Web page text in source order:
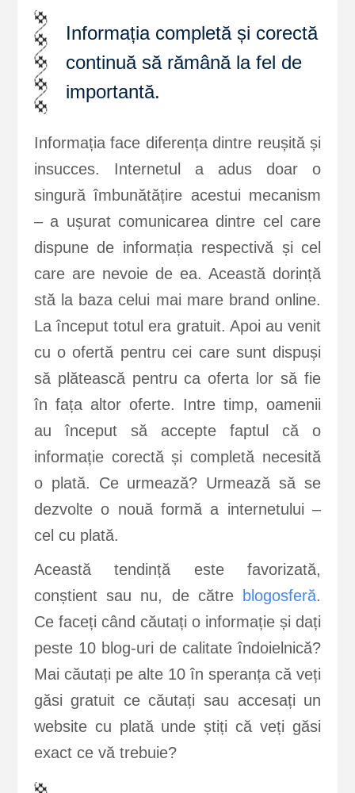
Informația completă și corectă
continuă să rămână la fel de
importantă.
Informația face diferența dintre reușită și
insucces. Internetul a adus doar o
singură îmbunătățire acestui mecanism
– a ușurat comunicarea dintre cel care
dispune de informația respectivă și cel
care are nevoie de ea. Această dorință
stă la baza celui mai mare brand online.
La început totul era gratuit. Apoi au venit
cu o ofertă pentru cei care sunt dispuși
să plătească pentru ca oferta lor să fie
în fața altor oferte. Intre timp, oamenii
au început să accepte faptul că o
informație corectă și completă necesită
o plată. Ce urmează? Urmează să se
dezvolte o nouă formă a internetului –
cel cu plată.
Această tendință este favorizată,
conștient sau nu, de către
blogosferă.
Ce faceți când căutați o informație și dați
peste 10 blog-uri de calitate îndoielnică?
Mai căutați pe alte 10 în speranța că veți
găsi gratuit ce căutați sau accesați un
website cu plată unde știți că veți găsi
exact ce vă trebuie?